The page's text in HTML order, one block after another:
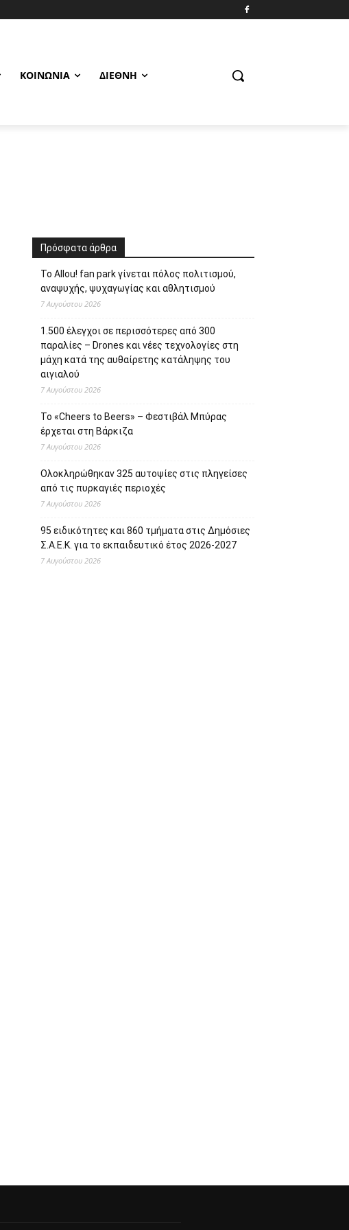
ΚΟΙΝΩΝΊΑ ΔΙΕΘΝΉ
Πρόσφατα άρθρα
Το Allou! fan park γίνεται πόλος πολιτισμού,
αναψυχής, ψυχαγωγίας και αθλητισμού
7 Αυγούστου 2026
1.500 έλεγχοι σε περισσότερες από 300
παραλίες – Drones και νέες τεχνολογίες στη
μάχη κατά της αυθαίρετης κατάληψης του
αιγιαλού
7 Αυγούστου 2026
Το «Cheers to Beers» – Φεστιβάλ Μπύρας
έρχεται στη Βάρκιζα
7 Αυγούστου 2026
Ολοκληρώθηκαν 325 αυτοψίες στις πληγείσες
από τις πυρκαγιές περιοχές
7 Αυγούστου 2026
95 ειδικότητες και 860 τμήματα στις Δημόσιες
Σ.Α.Ε.Κ. για το εκπαιδευτικό έτος 2026-2027
7 Αυγούστου 2026